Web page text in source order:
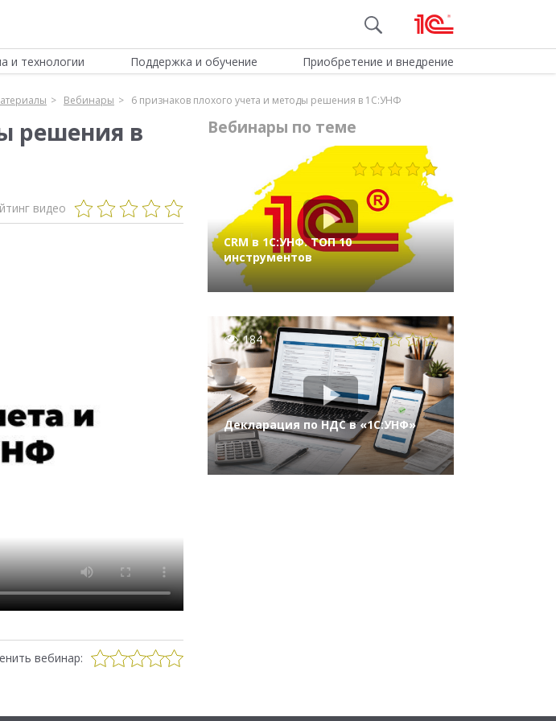
и технологии Поддержка и обучение Приобретение и внедрение
Вебинары 6 признаков плохого учета и методы решения в 1С:УНФ
решения в
видео
вебинар:
Вебинары по теме
CRM в 1С:УНФ. ТОП 10
инструментов
184
Декларация по НДС в «1С:УНФ»